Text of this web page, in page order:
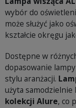
wybór do
może służyć jako
kształcie okręgu
Dostępne w
dopasowanie
stylu aranżacji.
użyta
kolekcji Alure, co